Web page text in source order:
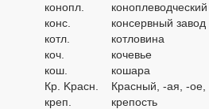
конопл.
конс.
консервный завод
котл.
котловина
коч.
кочевье
кош.
кошара
Кр. Kpacн.
Красный, -ая, -ое,
креп.
крепость